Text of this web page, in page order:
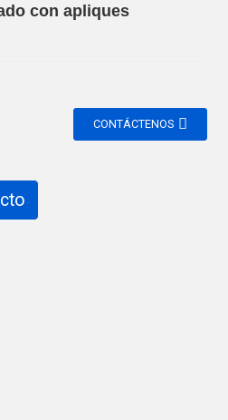
con apliques
CONTÁCTENOS